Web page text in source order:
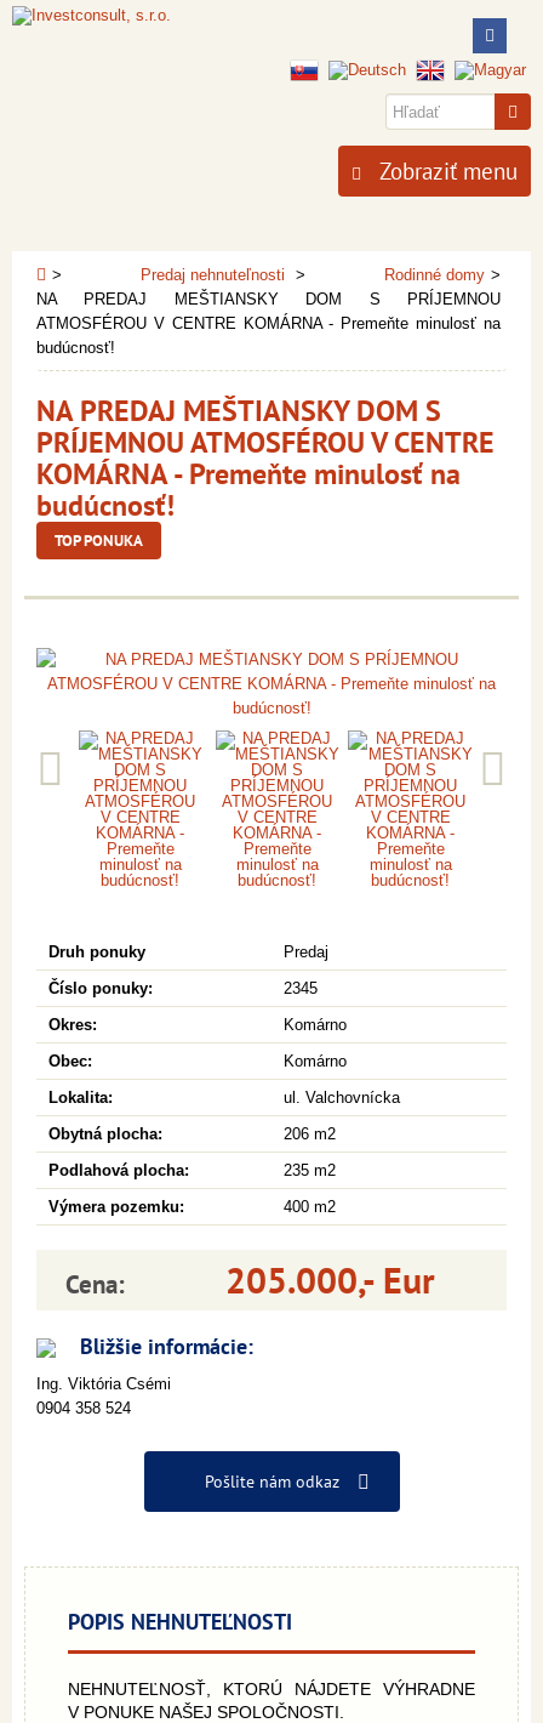
Zobraziť menu
Predaj nehnuteľnosti
Rodinné domy
NA PREDAJ MEŠTIANSKY DOM S PRÍJEMNOU
ATMOSFÉROU V CENTRE KOMÁRNA - Premeňte minulosť na
budúcnosť!
NA PREDAJ MEŠTIANSKY DOM S
PRÍJEMNOU ATMOSFÉROU V CENTRE
KOMÁRNA - Premeňte minulosť na
budúcnosť!
TOP PONUKA
Druh ponuky
Predaj
Číslo ponuky:
2345
Okres:
Komárno
Obec:
Komárno
Lokalita:
ul. Valchovnícka
Obytná plocha:
206 m2
Podlahová plocha:
235 m2
Výmera pozemku:
400 m2
Cena: 205.000,- Eur
Bližšie informácie:
Ing. Viktória Csémi
0904 358 524
Pošlite nám odkaz
POPIS NEHNUTEĽNOSTI
NEHNUTEĽNOSŤ, KTORÚ NÁJDETE VÝHRADNE
V PONUKE NAŠEJ SPOLOČNOSTI.